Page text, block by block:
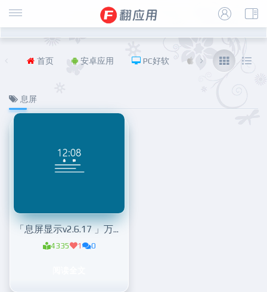
首页 安卓应用 PC好软 iOS 福利
息屏
「息屏显示v2.6.17 」万象息屏
4335 1 0